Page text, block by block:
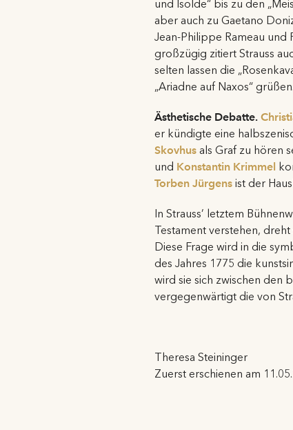
und Isolde“ bis zu den
aber auch zu Gaetano
Jean-Philippe Rameau und
großzügig zitiert Strauss
selten lassen die
„Ariadne auf Naxos“ grüßen.
Ästhetische Debatte.
er kündigte eine
Skovhusals Graf zu hören
und Konstantin Krimmel
Torben Jürgensist der
In Strauss’ letztem
Testament verstehen,
Diese Frage wird in die
des Jahres 1775 die
wird sie sich zwischen den
vergegenwärtigt die von
Theresa Steininger
Zuerst erschienen am